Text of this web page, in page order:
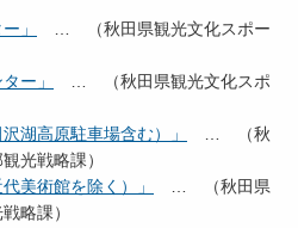
」
… （秋田県観光文化スポー
ー」
… （秋田県観光文化スポ
湖高原駐車場含む）」
… （秋
光戦略課）
美術館を除く）」
… （秋田県
略課）